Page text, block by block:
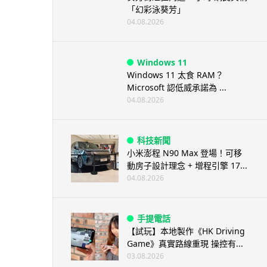
「幻彩泳葵芳」
04.08.2026
Windows 11
Windows 11 太食 RAM？
Microsoft 認低威承諾為 ...
04.08.2026
科技新聞
小米澎程 N90 Max 登場！可移
動房子設計理念 + 增程引擎 17...
04.08.2026
手提電話
【試玩】本地製作《HK Driving
Game》真實路線重現 操控有...
03.08.2026